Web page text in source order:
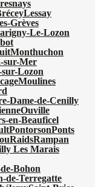
Lessay
Grèves
Le-Lozon
Monthuchon
sur-Mer
Lozon
Moulines
Dame-de-Cenilly
Ouville
en-Beauficel
PontorsonPonts
RaidsRampan
Les Marais
Bohon
de-Terregatte